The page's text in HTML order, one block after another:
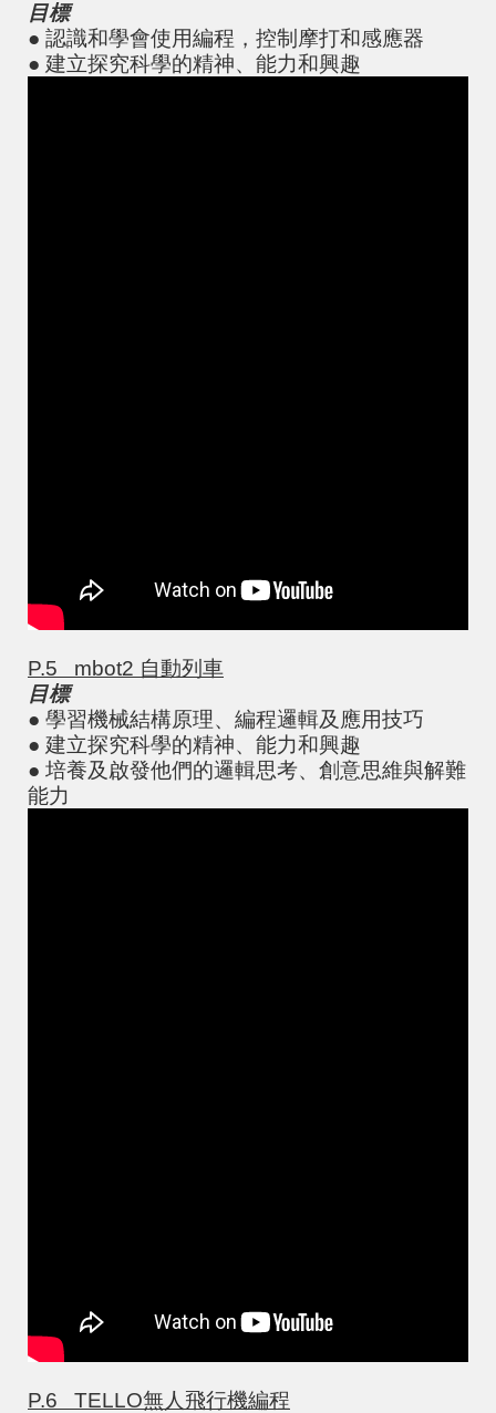
目標
● 認識和學會使用編程，控制摩打和感應器
● 建立探究科學的精神、能力和興趣
P.5 mbot2 自動列車
目標
● 學習機械結構原理、編程邏輯及應用技巧
● 建立探究科學的精神、能力和興趣
● 培養及啟發他們的邏輯思考、創意思維與解難
能力
P.6 TELLO無人飛行機編程